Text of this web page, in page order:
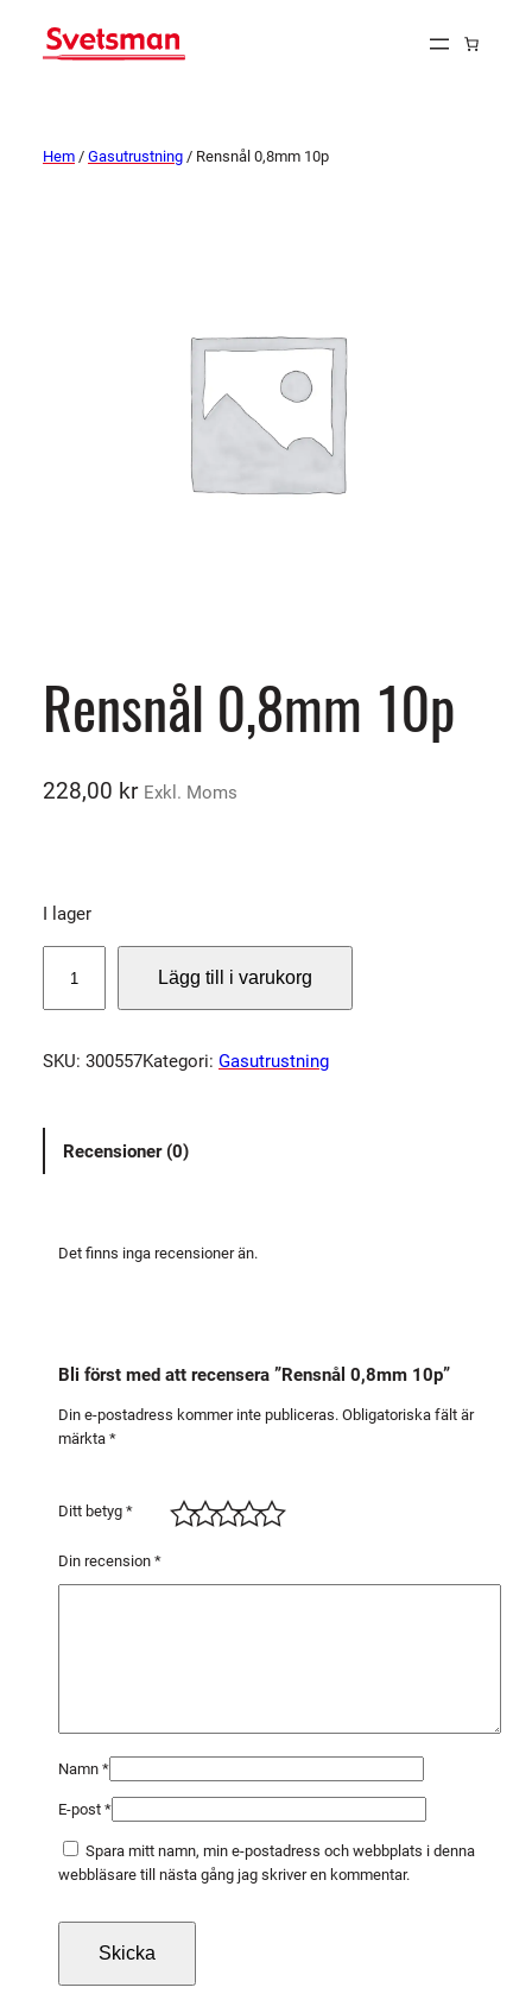
Hem / Gasutrustning / Rensnål 0,8mm 10p
Rensnål 0,8mm 10p
228,00 kr Exkl. Moms
I lager
n
n
l
Lägg till i varukorg
SKU: 300557Kategori: Gasutrustning
Recensioner (0)
Det finns inga recensioner än.
Bli först med att recensera ”Rensnål 0,8mm 10p”
Din e-postadress kommer inte publiceras. Obligatoriska fält är
märkta *
Ditt betyg *
Din recension *
Namn *
E-post *
Spara mitt namn, min e-postadress och webbplats i denna
webbläsare till nästa gång jag skriver en kommentar.